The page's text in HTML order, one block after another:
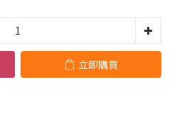
立即購買